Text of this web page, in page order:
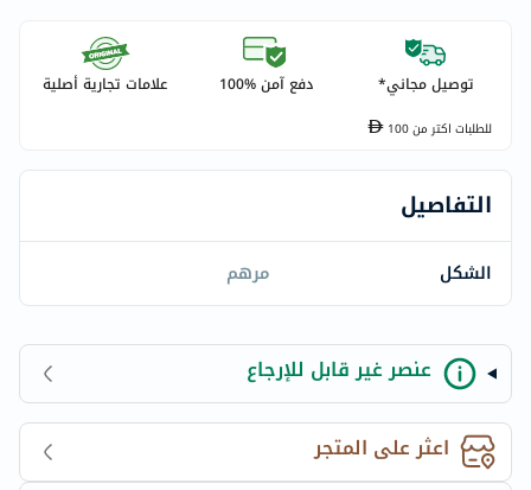
توصيل مجاني* دفع آمن %100 علامات تجارية أصلية
للطلبات اكتر من100
التفاصيل
الشكل مرهم
عنصر غير قابل للإرجاع
اعثر على المتجر